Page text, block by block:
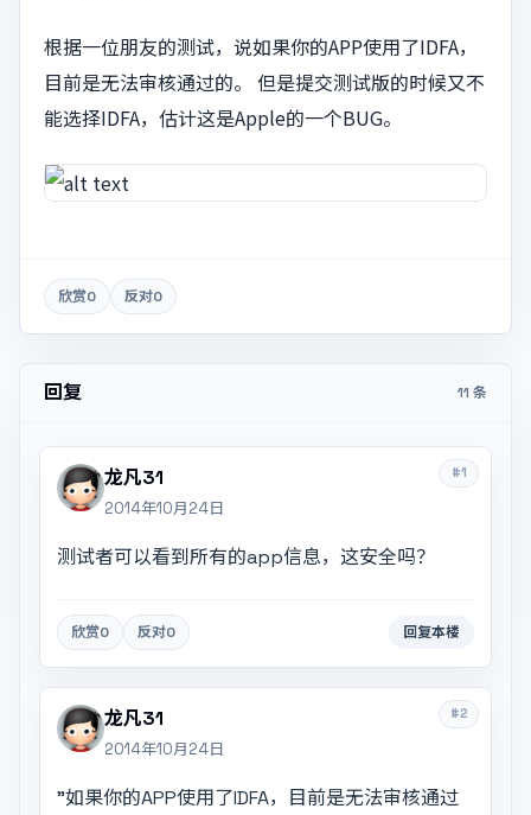
根据一位朋友的测试，说如果你的APP使用了IDFA，
目前是无法审核通过的。 但是提交测试版的时候又不
能选择IDFA，估计这是Apple的一个BUG。
欣赏0 反对0
回复 11 条
#1
龙凡31
2014年10月24日
测试者可以看到所有的app信息，这安全吗？
欣赏0 反对0 回复本楼
#2
龙凡31
2014年10月24日
"如果你的APP使用了IDFA，目前是无法审核通过